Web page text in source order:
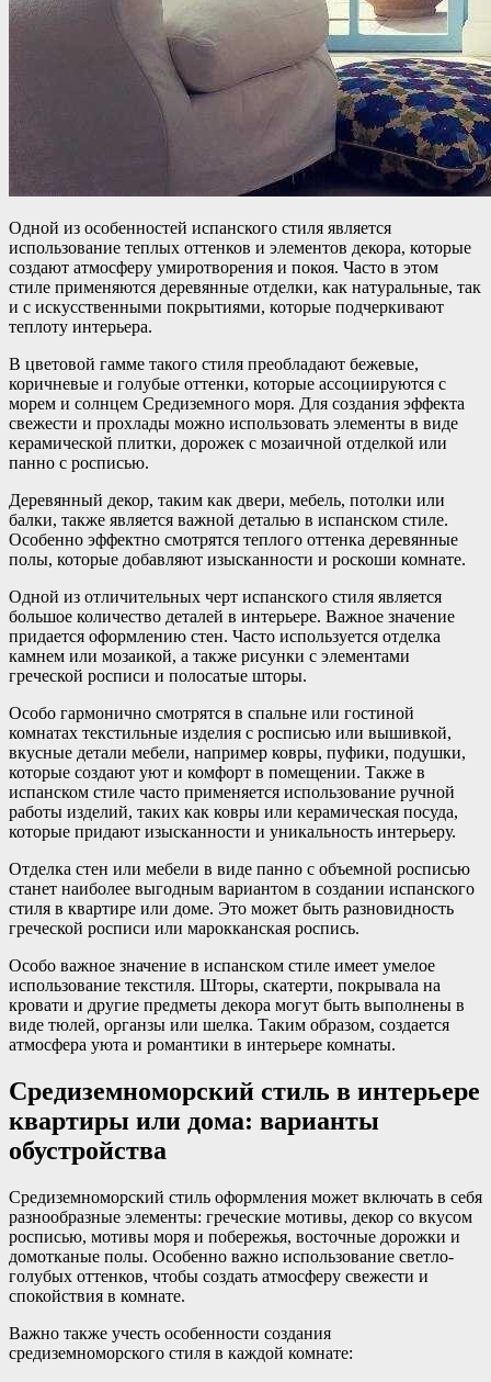
Одной из особенностей испанского стиля является
использование теплых оттенков и элементов декора, которые
создают атмосферу умиротворения и покоя. Часто в этом
стиле применяются деревянные отделки, как натуральные, так
и с искусственными покрытиями, которые подчеркивают
теплоту интерьера.
В цветовой гамме такого стиля преобладают бежевые,
коричневые и голубые оттенки, которые ассоциируются с
морем и солнцем Средиземного моря. Для создания эффекта
свежести и прохлады можно использовать элементы в виде
керамической плитки, дорожек с мозаичной отделкой или
панно с росписью.
Деревянный декор, таким как двери, мебель, потолки или
балки, также является важной деталью в испанском стиле.
Особенно эффектно смотрятся теплого оттенка деревянные
полы, которые добавляют изысканности и роскоши комнате.
Одной из отличительных черт испанского стиля является
большое количество деталей в интерьере. Важное значение
придается оформлению стен. Часто используется отделка
камнем или мозаикой, а также рисунки с элементами
греческой росписи и полосатые шторы.
Особо гармонично смотрятся в спальне или гостиной
комнатах текстильные изделия с росписью или вышивкой,
вкусные детали мебели, например ковры, пуфики, подушки,
которые создают уют и комфорт в помещении. Также в
испанском стиле часто применяется использование ручной
работы изделий, таких как ковры или керамическая посуда,
которые придают изысканности и уникальность интерьеру.
Отделка стен или мебели в виде панно с объемной росписью
станет наиболее выгодным вариантом в создании испанского
стиля в квартире или доме. Это может быть разновидность
греческой росписи или марокканская роспись.
Особо важное значение в испанском стиле имеет умелое
использование текстиля. Шторы, скатерти, покрывала на
кровати и другие предметы декора могут быть выполнены в
виде тюлей, органзы или шелка. Таким образом, создается
атмосфера уюта и романтики в интерьере комнаты.
Средиземноморский стиль в интерьере
квартиры или дома: варианты
обустройства
Средиземноморский стиль оформления может включать в себя
разнообразные элементы: греческие мотивы, декор со вкусом
росписью, мотивы моря и побережья, восточные дорожки и
домотканые полы. Особенно важно использование светло-
голубых оттенков, чтобы создать атмосферу свежести и
спокойствия в комнате.
Важно также учесть особенности создания
средиземноморского стиля в каждой комнате: